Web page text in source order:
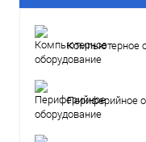
Компьютерное
Периферийное